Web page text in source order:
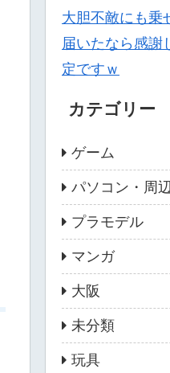
大胆不敵にも乗
届いたなら感謝
定ですｗ
カテゴリー
ゲーム
パソコン・周
プラモデル
マンガ
大阪
未分類
玩具